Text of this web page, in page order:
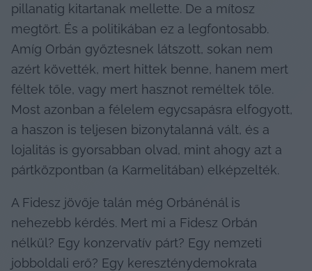
pillanatig kitartanak mellette. De a mítosz
megtört. És a politikában ez a legfontosabb.
Amíg Orbán győztesnek látszott, sokan nem
azért követték, mert hittek benne, hanem mert
féltek tőle, vagy mert hasznot reméltek tőle.
Most azonban a félelem egycsapásra elfogyott,
a haszon is teljesen bizonytalanná vált, és a
lojalitás is gyorsabban olvad, mint ahogy azt a
pártközpontban (a Karmelitában) elképzelték.
A Fidesz jövője talán még Orbánénál is
nehezebb kérdés. Mert mi a Fidesz Orbán
nélkül? Egy konzervatív párt? Egy nemzeti
jobboldali erő? Egy kereszténydemokrata